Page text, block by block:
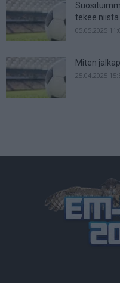
tekee
05.05.2025
Miten
25.04.2025